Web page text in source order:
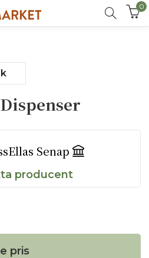
0
Senap
producent
pris